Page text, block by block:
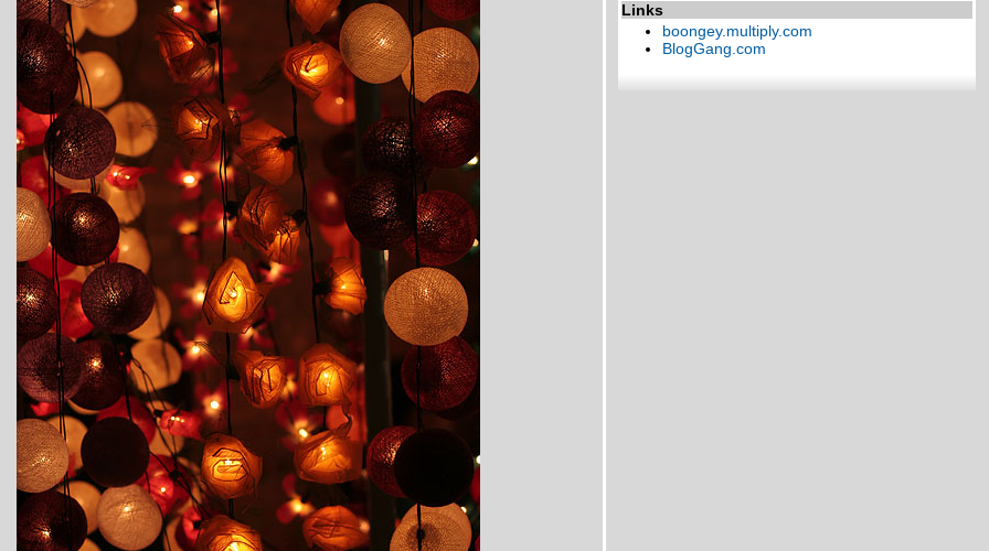
Links
boongey.multiply.com
BlogGang.com